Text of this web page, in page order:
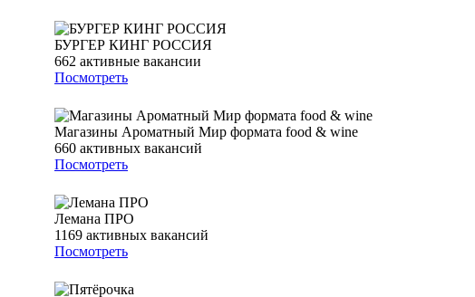
БУРГЕР КИНГ РОССИЯ
662 активные вакансии
Посмотреть
Магазины Ароматный Мир формата food & wine
660 активных вакансий
Посмотреть
Лемана ПРО
1169 активных вакансий
Посмотреть